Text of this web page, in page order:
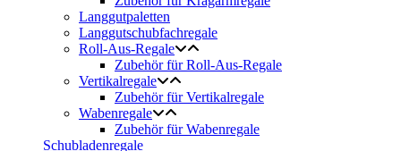
Langgutpaletten
Langgutschubfachregale
Roll-Aus-Regale
Zubehör für Roll-Aus-Regale
Vertikalregale
Zubehör für Vertikalregale
Wabenregale
Zubehör für Wabenregale
Schubladenregale